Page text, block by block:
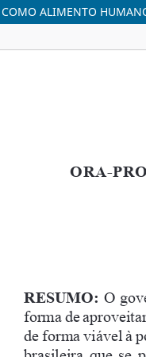
ALIMENTO